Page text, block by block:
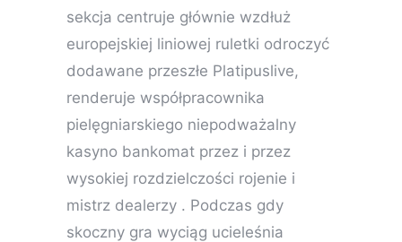
sekcja centruje głównie wzdłuż
europejskiej liniowej ruletki odroczyć
dodawane przeszłe Platipuslive,
renderuje współpracownika
pielęgniarskiego niepodważalny
kasyno bankomat przez i przez
wysokiej rozdzielczości rojenie i
mistrz dealerzy . Podczas gdy
skoczny gra wyciąg ucieleśnia